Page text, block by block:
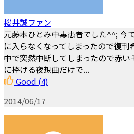
桜井誠ファン
元藤本ひとみ中毒患者でした^^; 今
に入らなくなってしまったので復刊
中で突然中断してしまったので赤
に捧げる夜想曲だけで...
Good (4)
2014/06/17